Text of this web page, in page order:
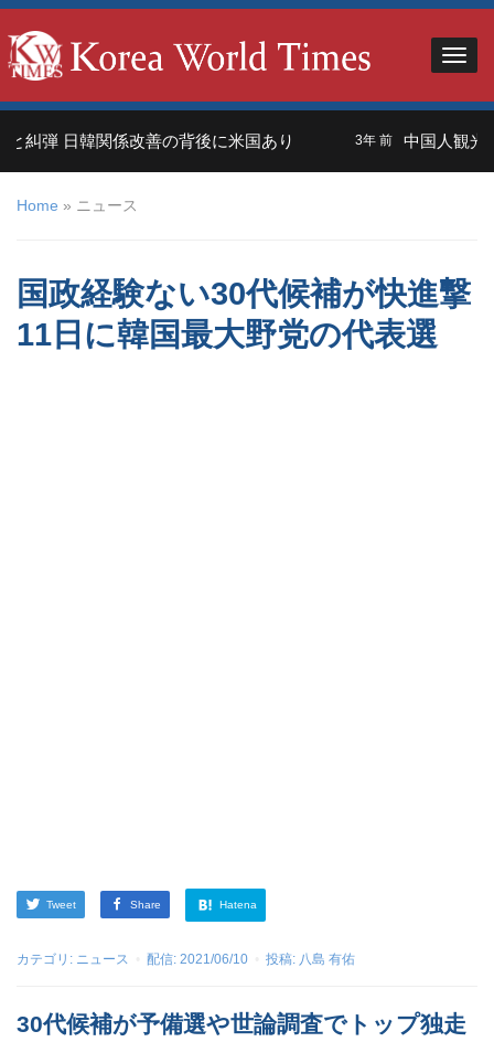
日韓関係改善の背後に米国あり 中国人観光客＝
Home » ニュース
国政経験ない30代候補が快進撃
11日に韓国最大野党の代表選
Tweet Share Hatena
カテゴリ: ニュース 配信: 2021/06/10 投稿: 八島 有佑
30代候補が予備選や世論調査でトップ独走